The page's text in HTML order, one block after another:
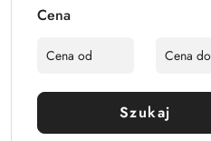
Cena
Szukaj